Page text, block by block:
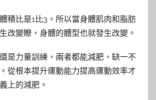
積比是1比3。所以當身體肌肉和脂肪
改變瞭，身體的體型也就發生改變。
是力量訓練，兩者都能減肥，缺一不
從根本提升運動能力提高運動效率才
上的減肥。